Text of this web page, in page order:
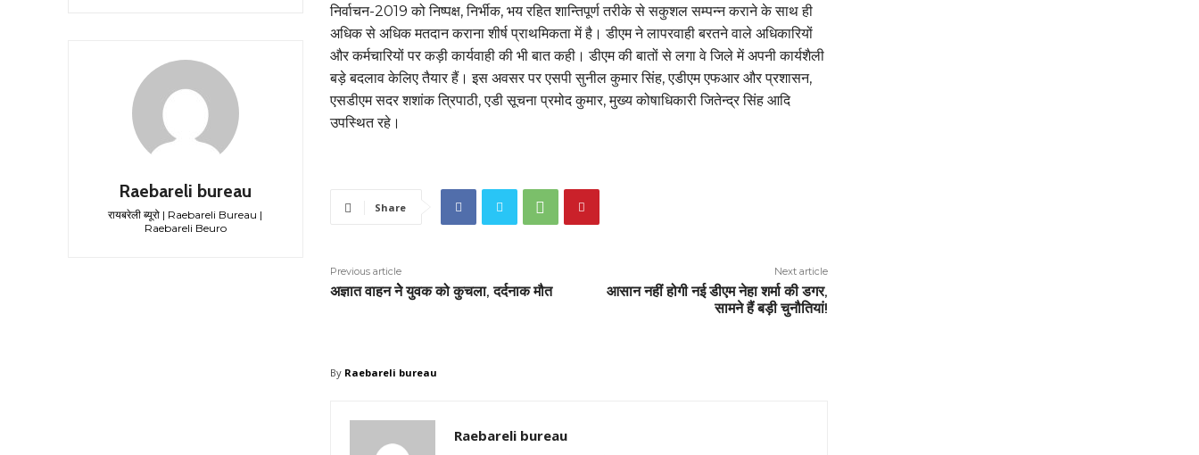
Raebareli bureau
रायबरेली ब्यूरो | Raebareli Bureau |
Raebareli Beuro
निर्वाचन-2019 को निष्पक्ष, निर्भीक, भय रहित शान्तिपूर्ण तरीके से सकुशल सम्पन्न कराने के साथ ही
अधिक से अधिक मतदान कराना शीर्ष प्राथमिकता में है। डीएम ने लापरवाही बरतने वाले अधिकारियों
और कर्मचारियों पर कड़ी कार्यवाही की भी बात कही। डीएम की बातों से लगा वे जिले में अपनी कार्यशैली
बड़े बदलाव केलिए तैयार हैं। इस अवसर पर एसपी सुनील कुमार सिंह, एडीएम एफआर और प्रशासन,
एसडीएम सदर शशांक त्रिपाठी, एडी सूचना प्रमोद कुमार, मुख्य कोषाधिकारी जितेन्द्र सिंह आदि
उपस्थित रहे।
Share
Previous article
अज्ञात वाहन नेे युवक को कुचला, दर्दनाक मौत
Next article
आसान नहीं होगी नई डीएम नेहा शर्मा की डगर,
सामने हैं बड़ी चुनौतियां!
By Raebareli bureau
Raebareli bureau